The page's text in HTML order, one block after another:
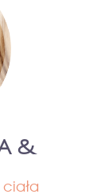
&